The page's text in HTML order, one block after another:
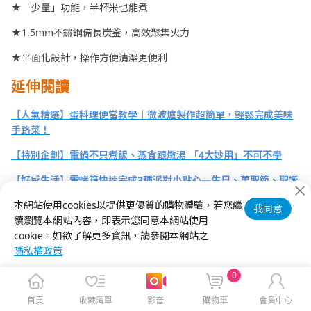
★「少量」功能，半杯米也能煮
★1.5mm不鏽鋼備長炭釜，高效聚集火力
★平面化設計，操作方便清潔更便利
延伸閱讀
【人氣精選】蛋料理便當教學｜微波爐製作超簡單，輕鬆完成美味
手路菜！
【特別企劃】電鍋不只煮飯、蒸食跟燉湯 「4大妙用」不可不學
【好感生活】電烤箱快速完成3種派對小點心—生日、萬聖節、聖誕
本網站使用cookies以提供更優質的購物體驗，若您繼
續瀏覽本網站內容，即表示您同意本網站使用
cookie。如欲了解更多資訊，請參閱本網站之
隱私權政策
我同意
首頁 收藏清單 影音 購物車
0
會員中心